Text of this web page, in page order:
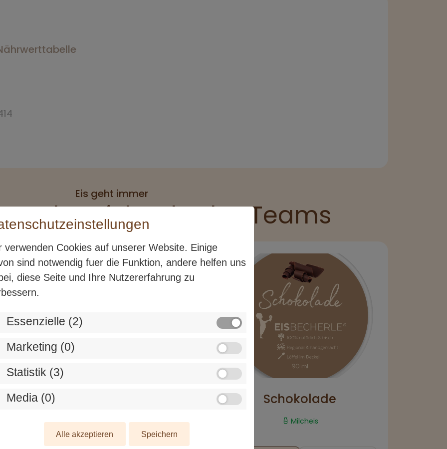
verwenden Cookies auf unserer Website. Einige
sind notwendig fuer die Funktion, andere helfen uns
diese Seite und Ihre Nutzererfahrung zu
Essenzielle (2)
Marketing (0)
Statistik (3)
Media (0)
Alle akzeptieren Speichern
Eis geht immer
des Eisbecherle® Teams
Sorbet 100% Vegan
Schokolade
Milcheis